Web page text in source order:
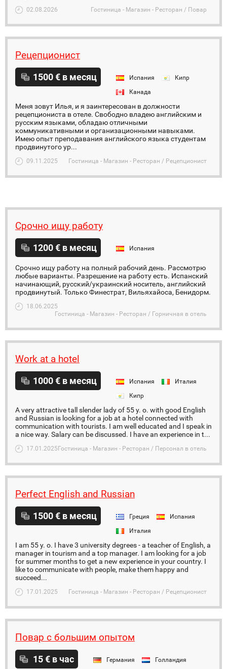
02.08.2026 Гостиница - Магазин - Ресторан / Повар
Рецепционист
1500 € в месяц Испания
Кипр
Канада
Меня зовут Илья, и я заинтересован в должности
рецепциониста в отеле. Свободно владею английским и
русским языками, обладаю отличными
коммуникативными и организационными навыками.
Имею опыт преподавания английского языка студентам
продвинутого ур...
09.11.2025 Гостиница - Магазин - Ресторан / Рецепционист
Срочно ищу работу
1200 € в месяц Испания
Срочно ищу работу на полный рабочий день. Рассмотрю
любые варианты. Разрешение на работу есть. Испанский
начинающий, русский/украинский носитель, английский
продвинутый. Только Финестрат, Вильяхайоса, Бенидорм.
18.06.2025
Гостиница - Магазин - Ресторан / Горничная в отель
Work at a hotel
1000 € в месяц Испания
Италия
Кипр
A very attractive tall slender lady of 55 y. o. with good English
and Russian is looking for a job at a hotel connected with
communication with tourists. I am well educated and I speak in
a nice way. Salary can be discussed. I have an experience in t...
17.01.2025 Гостиница - Магазин - Ресторан / Персонал в отель
Perfect English and Russian
1500 € в месяц Греция
Испания
Италия
I am 55 y. o. I have 3 university degrees - a teacher of English, a
manager in tourism and a top manager. I am looking for a job
for summer months to get a new experience in your country. I
like to communicate with people, make them happy and
succeed...
17.01.2025 Гостиница - Магазин - Ресторан / Рецепционист
Повар с большим опытом
15 € в час Германия Голландия